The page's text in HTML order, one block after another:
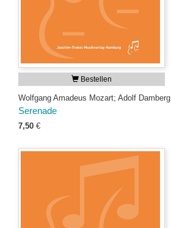
Bestellen
Wolfgang Amadeus Mozart; Adolf Damberg
Serenade
7,50 €